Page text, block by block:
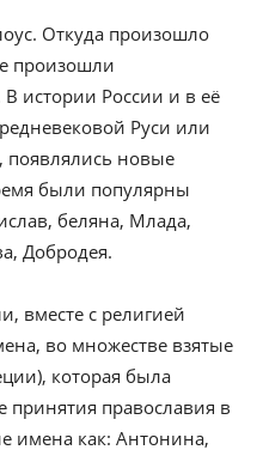
Откуда произошло
произошли
истории России и в её
Руси или
появлялись новые
были популярны
беляна, Млада,
Добродея.
вместе с религией
во множестве взятые
которая была
принятия православия в
имена как: Антонина,